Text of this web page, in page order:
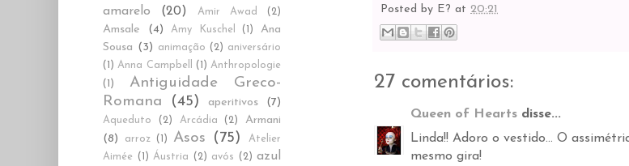
Posted by E? at 20:21
27 comentários:
Queen of Hearts disse...
Linda!! Adoro o vestido... O
mesmo gira!
amarelo (20) Amir Awad (2)
Amsale (4) Amy Kuschel (1)
Ana
Sousa (3) animação (2) aniversário
(1) Anna Campbell (1) Anthropologie
(1)
Antiguidade Greco-
Romana
(45) aperitivos (7)
Aqueduto (2) Arcádia (2)
Armani
(8)
arroz (1) Asos (75)
Atelier
Aimée
(1) Áustria (2) avós (2) azul